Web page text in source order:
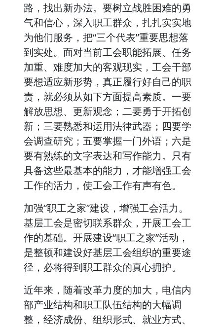
路，找出新办法。要树立战胜困难的勇
气和信心，深入职工群众，扎扎实实地
为他们服务，把“三个代表”重要思想落
到实处。面对当前工会职能拓展、任务
加重、难度加大的客观现实，工会干部
要想适应新形势，真正履行好自己的职
责，就必须从如下方面提高素质。一要
解放思想、更新观念；二要勇于开拓创
新；三要熟悉和运用法律武器；四要学
会调查研究；五要掌握一门外语；六是
要有熟练的文字表达和写作能力。只有
具备这些最基本的能力，才能增强工会
工作的活力，使工会工作有声有色。
加强“职工之家”建设，增强工会活力。
基层工会是密切联系群众，开展工会工
作的基础。开展建设“职工之家”活动，
是整顿和建设好基层工会组织的重要途
径，必将得到职工群众的真心拥护。
近年来，随着改革力度的加大，电信内
部产业结构和职工队伍结构的大幅调
整，经济成份、组织形式、就业方式、